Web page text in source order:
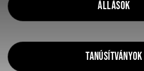
állások
Tanúsítványok